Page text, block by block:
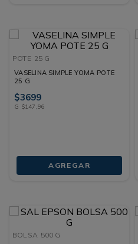
POTE 25 G
VASELINA SIMPLE YOMA POTE
25 G
$3699
G $147,96
AGREGAR
BOLSA 500 G